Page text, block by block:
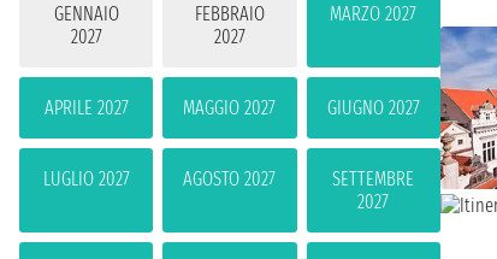
GENNAIO
2027
FEBBRAIO
2027
MARZO 2027
APRILE 2027 MAGGIO 2027 GIUGNO 2027
LUGLIO 2027 AGOSTO 2027
SETTEMBRE
2027